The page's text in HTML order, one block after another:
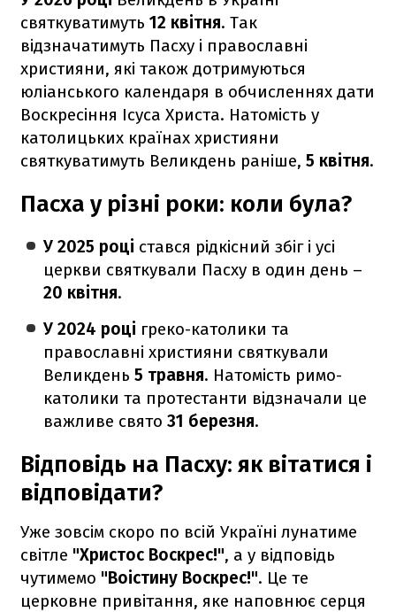
святкуватимуть 12 квітня. Так
відзначатимуть Пасху і православні
християни, які також дотримуються
юліанського календаря в обчисленнях дати
Воскресіння Ісуса Христа. Натомість у
католицьких країнах християни
святкуватимуть Великдень раніше, 5 квітня.
Пасха у різні роки: коли була?
У 2025 році стався рідкісний збіг і усі
церкви святкували Пасху в один день –
20 квітня.
У 2024 році греко-католики та
православні християни святкували
Великдень5 травня. Натомість римо-
католики та протестанти відзначали це
важливе свято31 березня.
Відповідь на Пасху: як вітатися і
відповідати?
Уже зовсім скоро по всій Україні лунатиме
світле "Христос Воскрес!", а у відповідь
чутимемо "Воістину Воскрес!". Це те
церковне привітання, яке наповнює серця